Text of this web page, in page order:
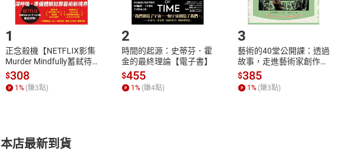
Step1.選擇閱讀載具 Step2.登入
1
正念殺機【NETFLIX影集
Murder Mindfully蓄弒待
發】【電子書】
$308
1% (賺3點)
2
時間的起源：史蒂芬．霍
金的最終理論【電子書】
$455
1% (賺4點)
3
藝術的40堂公開課：透過
故事，走進藝術家創作現
場，看藝術如何誕生、如
何形塑人類生活【電子
書】
$385
1% (賺3點)
本店最新到貨